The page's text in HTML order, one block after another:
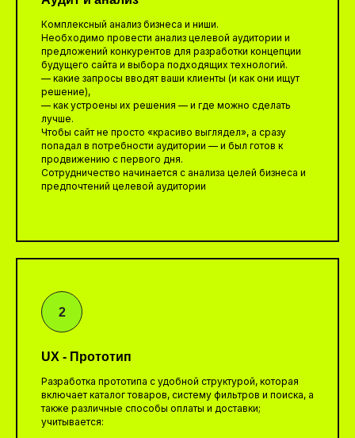
Комплексный анализ бизнеса и ниши.
Необходимо провести анализ целевой аудитории и
предложений конкурентов для разработки концепции
будущего сайта и выбора подходящих технологий.
— какие запросы вводят ваши клиенты (и как они ищут
решение),
— как устроены их решения — и где можно сделать
лучше.
Чтобы сайт не просто «красиво выглядел», а сразу
попадал в потребности аудитории — и был готов к
продвижению с первого дня.
Сотрудничество начинается с анализа целей бизнеса и
предпочтений целевой аудитории
UX - Прототип
Разработка прототипа с удобной структурой, которая
включает каталог товаров, систему фильтров и поиска, а
также различные способы оплаты и доставки;
учитывается: